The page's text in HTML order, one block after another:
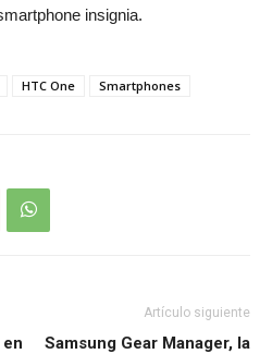
insignia.
HTC One Smartphones
Artículo siguiente
Samsung Gear Manager, la